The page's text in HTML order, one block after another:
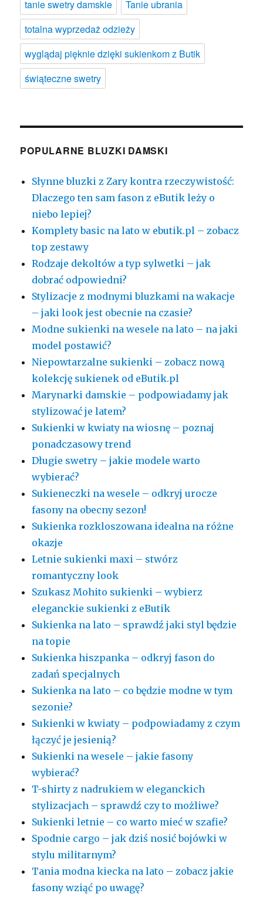
tanie swetry damskie
Tanie ubrania
totalna wyprzedaż odzieży
wyglądaj pięknie dzięki sukienkom z Butik
świąteczne swetry
POPULARNE BLUZKI DAMSKI
Słynne bluzki z Zary kontra rzeczywistość:
Dlaczego ten sam fason z eButik leży o
niebo lepiej?
Komplety basic na lato w ebutik.pl – zobacz
top zestawy
Rodzaje dekoltów a typ sylwetki – jak
dobrać odpowiedni?
Stylizacje z modnymi bluzkami na wakacje
– jaki look jest obecnie na czasie?
Modne sukienki na wesele na lato – na jaki
model postawić?
Niepowtarzalne sukienki – zobacz nową
kolekcję sukienek od eButik.pl
Marynarki damskie – podpowiadamy jak
stylizować je latem?
Sukienki w kwiaty na wiosnę – poznaj
ponadczasowy trend
Długie swetry – jakie modele warto
wybierać?
Sukieneczki na wesele – odkryj urocze
fasony na obecny sezon!
Sukienka rozkloszowana idealna na różne
okazje
Letnie sukienki maxi – stwórz
romantyczny look
Szukasz Mohito sukienki – wybierz
eleganckie sukienki z eButik
Sukienka na lato – sprawdź jaki styl będzie
na topie
Sukienka hiszpanka – odkryj fason do
zadań specjalnych
Sukienka na lato – co będzie modne w tym
sezonie?
Sukienki w kwiaty – podpowiadamy z czym
łączyć je jesienią?
Sukienki na wesele – jakie fasony
wybierać?
T-shirty z nadrukiem w eleganckich
stylizacjach – sprawdź czy to możliwe?
Sukienki letnie – co warto mieć w szafie?
Spodnie cargo – jak dziś nosić bojówki w
stylu militarnym?
Tania modna kiecka na lato – zobacz jakie
fasony wziąć po uwagę?